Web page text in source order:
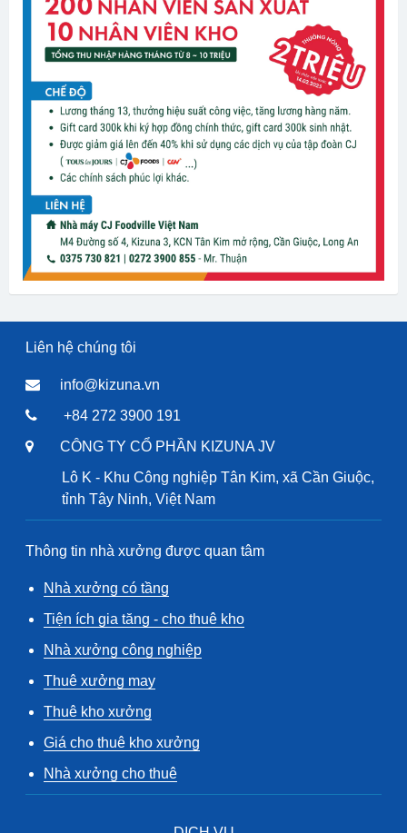
Liên hệ chúng tôi
info@kizuna.vn
+84 272 3900 191
CÔNG TY CỔ PHẦN KIZUNA JV
Lô K - Khu Công nghiệp Tân Kim, xã Cần Giuộc,
tỉnh Tây Ninh, Việt Nam
Thông tin nhà xưởng được quan tâm
Nhà xưởng có tầng
Tiện ích gia tăng - cho thuê kho
Nhà xưởng công nghiệp
Thuê xưởng may
Thuê kho xưởng
Giá cho thuê kho xưởng
Nhà xưởng cho thuê